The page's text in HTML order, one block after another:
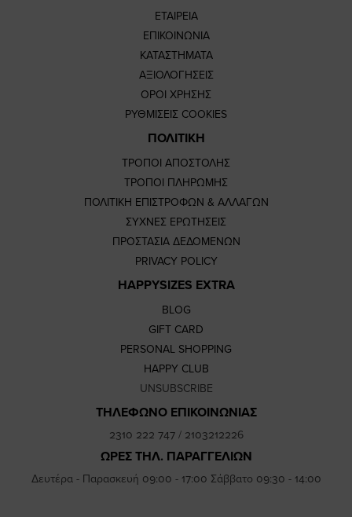
ΕΤΑΙΡΕΙΑ
ΕΠΙΚΟΙΝΩΝΙΑ
ΚΑΤΑΣΤΗΜΑΤΑ
ΑΞΙΟΛΟΓΗΣΕΙΣ
ΟΡΟΙ ΧΡΗΣΗΣ
ΡΥΘΜΙΣΕΙΣ COOKIES
ΠΟΛΙΤΙΚΗ
ΤΡΟΠΟΙ ΑΠΟΣΤΟΛΗΣ
ΤΡΟΠΟΙ ΠΛΗΡΩΜΗΣ
ΠΟΛΙΤΙΚΗ ΕΠΙΣΤΡΟΦΩΝ & ΑΛΛΑΓΩΝ
ΣΥΧΝΕΣ ΕΡΩΤΗΣΕΙΣ
ΠΡΟΣΤΑΣΙΑ ΔΕΔΟΜΕΝΩΝ
PRIVACY POLICY
HAPPYSIZES EXTRA
BLOG
GIFT CARD
PERSONAL SHOPPING
HAPPY CLUB
UNSUBSCRIBE
ΤΗΛΕΦΩΝΟ ΕΠΙΚΟΙΝΩΝΙΑΣ
2310 222 747/ 2103212226
ΩΡΕΣ ΤΗΛ. ΠΑΡΑΓΓΕΛΙΩΝ
Δευτέρα - Παρασκευή 09:00 - 17:00 Σάββατο 09:30 - 14:00